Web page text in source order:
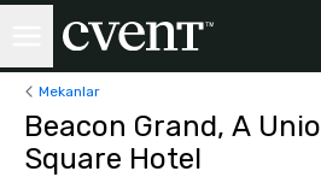
Mekanlar
Beacon Grand, A
Square Hotel